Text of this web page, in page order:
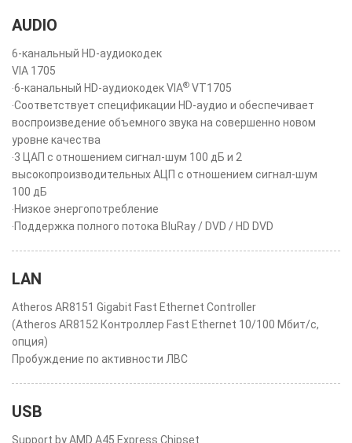
AUDIO
6-канальный HD-аудиокодек
VIA 1705
‧6-канальный HD-аудиокодек VIA® VT1705
‧Соответствует спецификации HD-аудио и обеспечивает
воспроизведение объемного звука на совершенно новом
уровне качества
‧3 ЦАП с отношением сигнал-шум 100 дБ и 2
высокопроизводительных АЦП с отношением сигнал-шум
100 дБ
‧Низкое энергопотребление
‧Поддержка полного потока BluRay / DVD / HD DVD
LAN
Atheros AR8151 Gigabit Fast Ethernet Controller
(Atheros AR8152 Контроллер Fast Ethernet 10/100 Мбит/с,
опция)
Пробуждение по активности ЛВС
USB
Support by AMD A45 Express Chipset